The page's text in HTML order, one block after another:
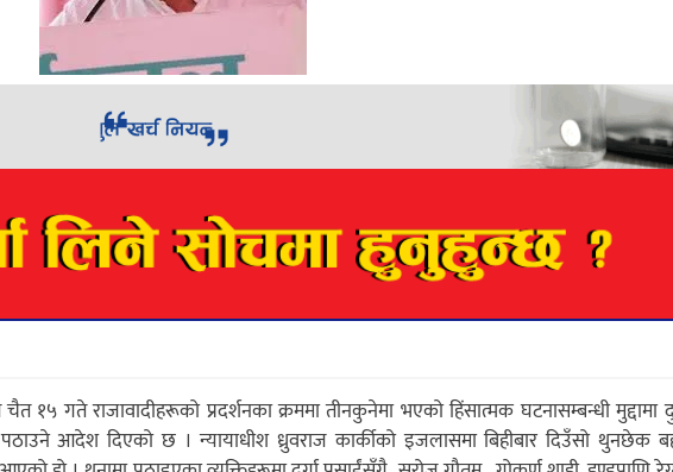
गते राजावादीहरूको प्रदर्शनका क्रममा तीनकुनेमा भएको हिंसात्मक घटनासम्बन्धी मुद्दामा
पठाउने आदेश दिएको छ । न्यायाधीश ध्रुवराज कार्कीको इजलासमा बिहीबार दिउँसो थुनछेक